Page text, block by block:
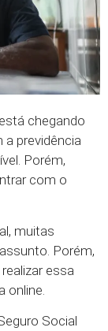
chegando
previdência
Porém,
com o
muitas
Porém,
essa
online.
Social